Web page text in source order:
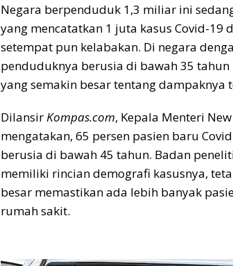
Negara berpenduduk 1,3 miliar ini
yang mencatatkan 1 juta kasus Covid-19
setempat pun kelabakan. Di negara
penduduknya berusia di bawah 35
yang semakin besar tentang dampaknya
Dilansir Kompas.com, Kepala Menteri
mengatakan, 65 persen pasien baru
berusia di bawah 45 tahun. Badan
memiliki rincian demografi kasusnya,
besar memastikan ada lebih banyak
rumah sakit.